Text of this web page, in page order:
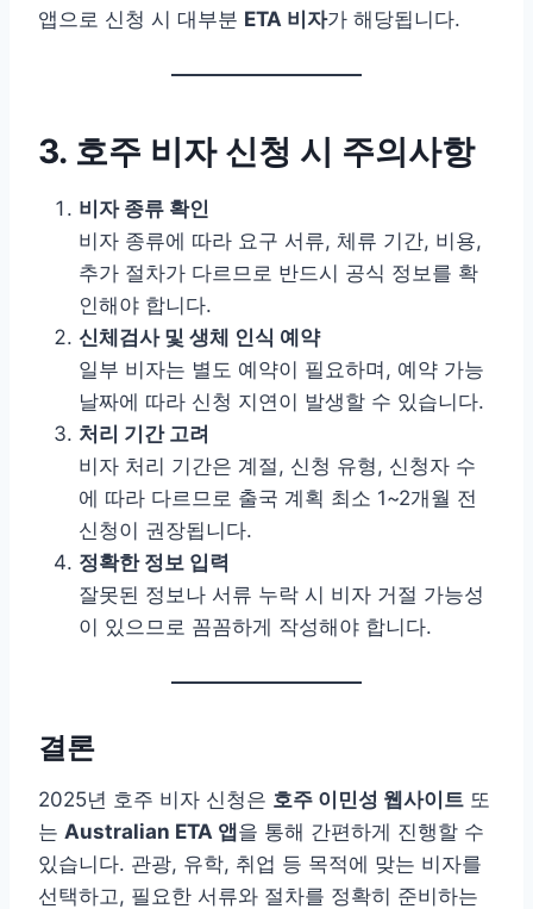
앱으로 신청 시 대부분 ETA 비자가 해당됩니다.
3. 호주 비자 신청 시 주의사항
비자 종류 확인
비자 종류에 따라 요구 서류, 체류 기간, 비용,
추가 절차가 다르므로 반드시 공식 정보를 확
인해야 합니다.
신체검사 및 생체 인식 예약
일부 비자는 별도 예약이 필요하며, 예약 가능
날짜에 따라 신청 지연이 발생할 수 있습니다.
처리 기간 고려
비자 처리 기간은 계절, 신청 유형, 신청자 수
에 따라 다르므로 출국 계획 최소 1~2개월 전
신청이 권장됩니다.
정확한 정보 입력
잘못된 정보나 서류 누락 시 비자 거절 가능성
이 있으므로 꼼꼼하게 작성해야 합니다.
결론
2025년 호주 비자 신청은 호주 이민성 웹사이트 또
는 Australian ETA 앱을 통해 간편하게 진행할 수
있습니다. 관광, 유학, 취업 등 목적에 맞는 비자를
선택하고, 필요한 서류와 절차를 정확히 준비하는